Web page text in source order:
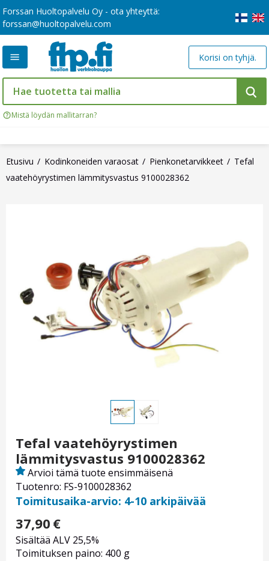
Forssan Huoltopalvelu Oy - ota yhteyttä:
forssan@huoltopalvelu.com
Mistä löydän mallitarran?
Korisi on tyhjä.
Etusivu Kodinkoneiden varaosat Pienkonetarvikkeet
Tefal
vaatehöyrystimen lämmitysvastus 9100028362
Tefal vaatehöyrystimen
lämmitysvastus 9100028362
Tuotenro: FS-9100028362
Arvioi tämä tuote ensimmäisenä
Toimitusaika-arvio: 4-10 arkipäivää
37,90 €
Sisältää ALV 25,5%
Toimituksen paino: 400 g